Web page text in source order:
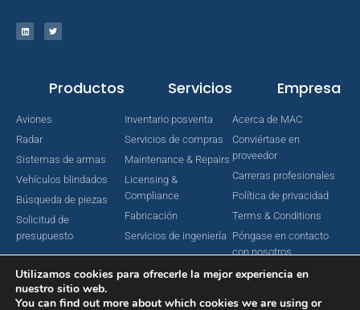
Productos
Aviones
Radar
Sistemas de armas
Vehículos blindados
Búsqueda de piezas
Solicitud de
presupuesto
Servicios
Inventario posventa
Servicios de compras
Maintenance & Repairs
Licensing &
Compliance
Fabricación
Servicios de ingeniería
Empresa
Acerca de MAC
Conviértase en
proveedor
Carreras profesionales
Política de privacidad
Terms & Conditions
Póngase en contacto
con nosotros
Utilizamos cookies para ofrecerle la mejor experiencia en
nuestro sitio web.
You can find out more about which cookies we are using or